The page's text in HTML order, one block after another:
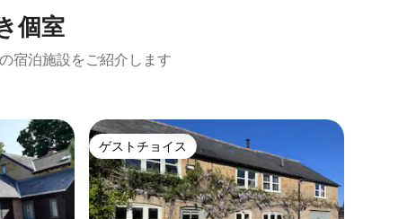
個室
宿泊施設をご紹介します
ゲストチョイス
ゲストチョイス